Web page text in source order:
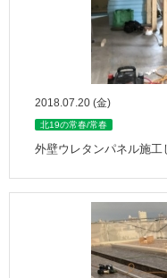
2018.07.20 (金)
北19の常春/常春
外壁ウレタンパネル施工